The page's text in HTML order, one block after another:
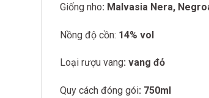
Giống nho: Malvasia Nera,
Nồng độ cồn: 14% vol
Loại rượu vang: vang đỏ
Quy cách đóng gói: 750ml